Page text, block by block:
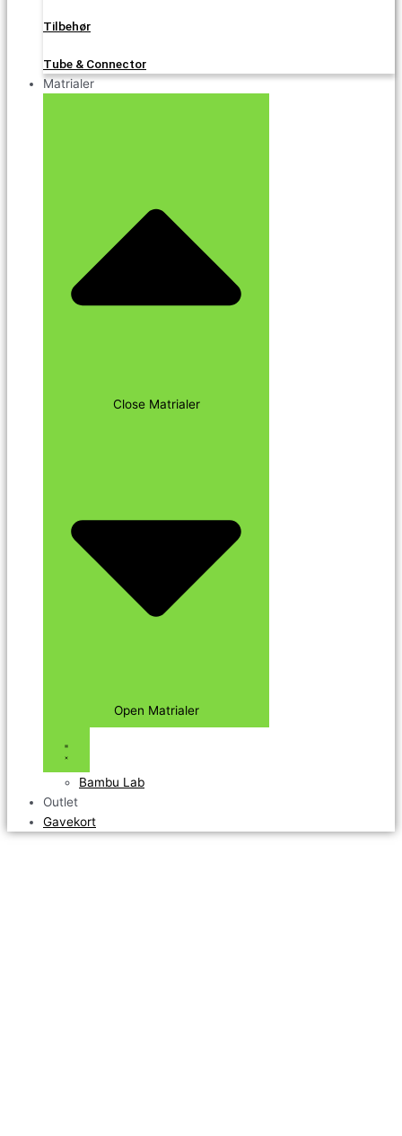
Tilbehør
Tube & Connector
Matrialer
Close Matrialer
Open Matrialer
Bambu Lab
Outlet
Gavekort